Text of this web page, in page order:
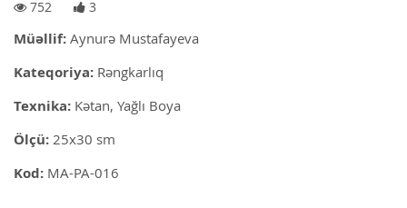
752 3
Müəllif: Aynurə Mustafayeva
Kateqoriya: Rəngkarlıq
Texnika: Kətan, Yağlı Boya
Ölçü: 25x30 sm
Kod: MA-PA-016